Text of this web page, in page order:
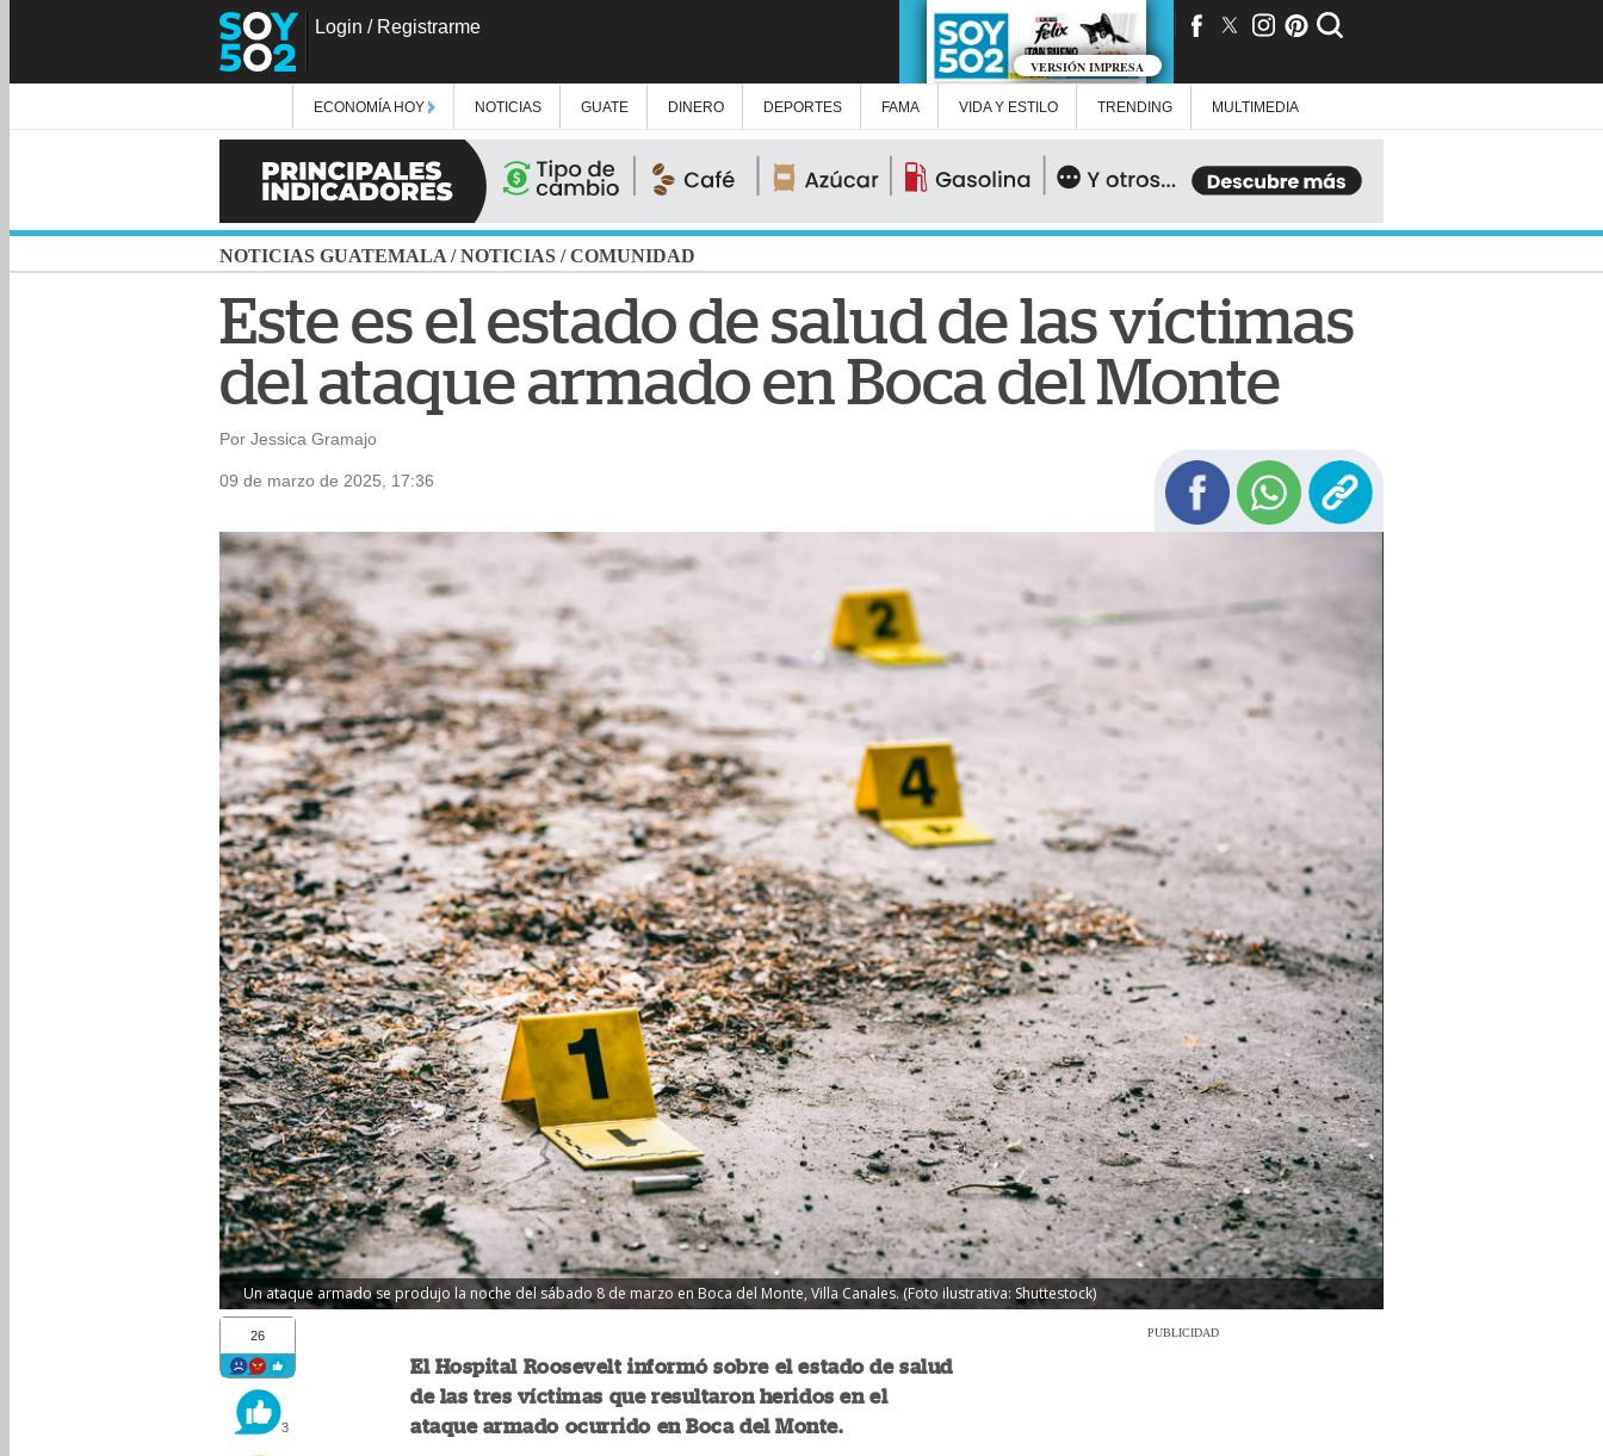
Login / Registrarme
VERSIÓN IMPRESA
ECONOMÍA HOY NOTICIAS GUATE DINERO DEPORTES FAMA VIDA Y ESTILO TRENDING MULTIMEDIA
NOTICIAS GUATEMALA /NOTICIAS /COMUNIDAD
Este es el estado de salud de las víctimas
del ataque armado en Boca del Monte
Por Jessica Gramajo
09 de marzo de 2025, 17:36
Un ataque armado se produjo la noche del sábado 8 de marzo en Boca del Monte, Villa Canales. (Foto ilustrativa: Shuttestock)
26
3
El Hospital Roosevelt informó sobre el estado de salud
de las tres víctimas que resultaron heridos en el
ataque armado ocurrido en Boca del Monte.
PUBLICIDAD